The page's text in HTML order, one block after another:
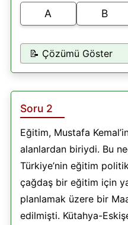
A B
📝 Çözümü Göster
Soru 2
Eğitim, Mustafa
alanlardan biriydi. Bu
Türkiye’nin eğitim
çağdaş bir eğitim için
planlamak üzere bir
edilmişti. Kütahya-